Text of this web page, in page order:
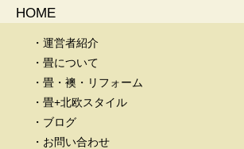
HOME
・運営者紹介
・畳について
・畳・襖・リフォーム
・畳+北欧スタイル
・ブログ
・お問い合わせ